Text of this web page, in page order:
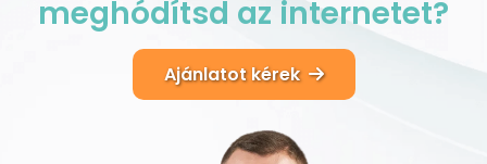
meghódítsd az internetet?
Ajánlatot kérek